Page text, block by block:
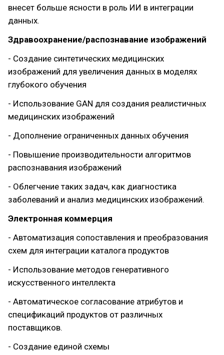
внесет больше ясности в роль ИИ в интеграции
данных.
Здравоохранение/распознавание изображений
- Создание синтетических медицинских
изображений для увеличения данных в моделях
глубокого обучения
- Использование GAN для создания реалистичных
медицинских изображений
- Дополнение ограниченных данных обучения
- Повышение производительности алгоритмов
распознавания изображений
- Облегчение таких задач, как диагностика
заболеваний и анализ медицинских изображений.
Электронная коммерция
- Автоматизация сопоставления и преобразования
схем для интеграции каталога продуктов
- Использование методов генеративного
искусственного интеллекта
- Автоматическое согласование атрибутов и
спецификаций продуктов от различных
поставщиков.
- Создание единой схемы